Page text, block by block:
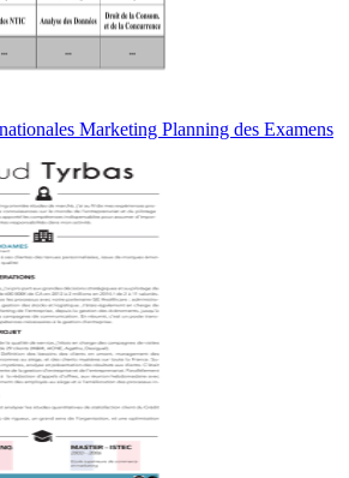
Marketing Planning des Examens